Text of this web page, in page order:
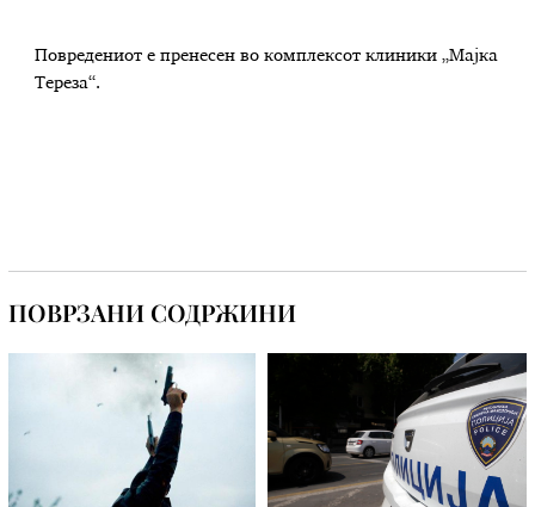
Повредениот е пренесен во комплексот клиники „Мајка
Тереза“.
ПОВРЗАНИ СОДРЖИНИ